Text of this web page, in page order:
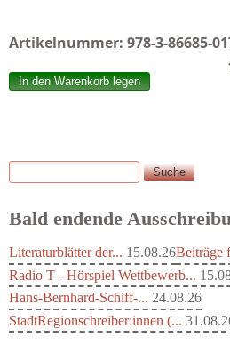
Artikelnummer: 978-3-86685-
Suchformular
Suche
Bald endende
Literaturblätter der... 15.08.26Beiträge
Radio T - Hörspiel Wettbewerb...
Hans-Bernhard-Schiff-... 24.08.26
StadtRegionschreiber:innen (...